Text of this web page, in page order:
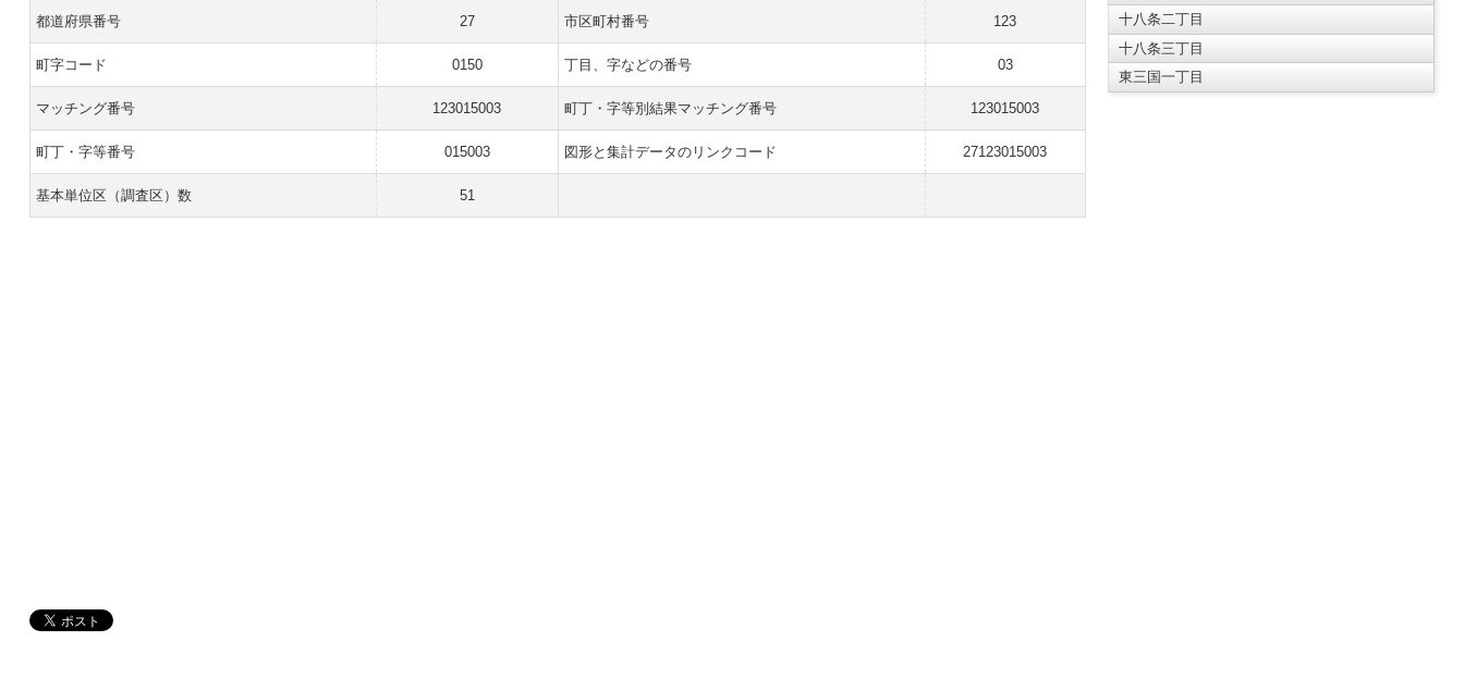
都道府県番号 27 市区町村番号 123
町字コード 0150 丁目、字などの番号 03
マッチング番号 123015003 町丁・字等別結果マッチング番号 123015003
町丁・字等番号 015003 図形と集計データのリンクコード 27123015003
基本単位区（調査区）数 51
十八条二丁目
十八条三丁目
東三国一丁目